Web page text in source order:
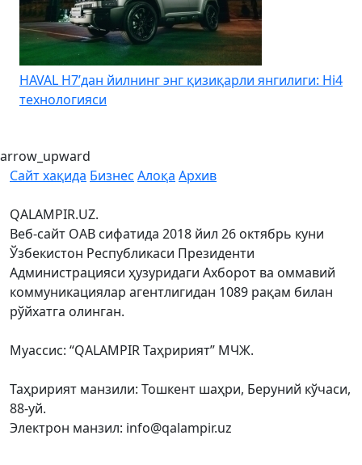
HAVAL H7’дан йилнинг энг қизиқарли янгилиги: Hi4
технологияси
arrow_upward
Сайт хақида Бизнес Алоқа Архив
QALAMPIR.UZ.
Веб-сайт ОАВ сифатида 2018 йил 26 октябрь куни
Ўзбекистон Республикаси Президенти
Администрацияси ҳузуридаги Ахборот ва оммавий
коммуникациялар агентлигидан 1089 рақам билан
рўйхатга олинган.
Муассис: “QALAMPIR Таҳририят” МЧЖ.
Таҳририят манзили: Тошкент шаҳри, Беруний кўчаси,
88-уй.
Электрон манзил: info@qalampir.uz